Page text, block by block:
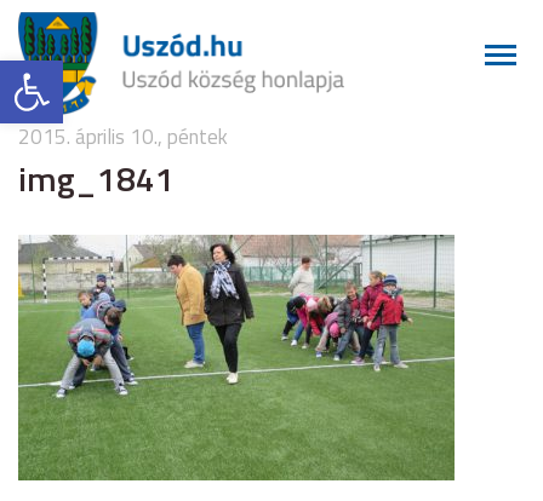
Eszköztár megnyitása
2015. április 10., péntek
img_1841